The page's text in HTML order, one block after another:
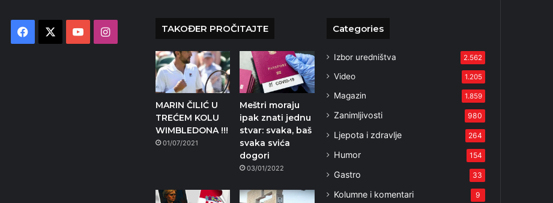
Facebook YouTubeInstagram TAKOĐER PROČITAJTE
MARIN ČILIĆ U
TREĆEM KOLU
WIMBLEDONA !!!
01/07/2021
Meštri moraju
ipak znati jednu
stvar: svaka, baš
svaka svića
dogori
03/01/2022
Categories
Izbor uredništva 2.562
Video 1.205
Magazin 1.859
Zanimljivosti 980
Ljepota i zdravlje 264
Humor 154
Gastro 33
Kolumne i komentari 9